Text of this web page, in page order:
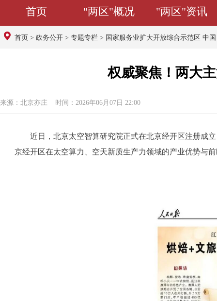
首页 "两区"概况 "两区"资讯
首页 > 政务公开 > 专题专栏 > 国家服务业扩大开放综合示范区 中
权威聚焦！两大
来源：北京亦庄 时间：2026年06月07日 22:00
近日，北京太空智算研究院正式在北京经开区注册成立
京经开区在太空算力、空天新质生产力领域的产业优势与